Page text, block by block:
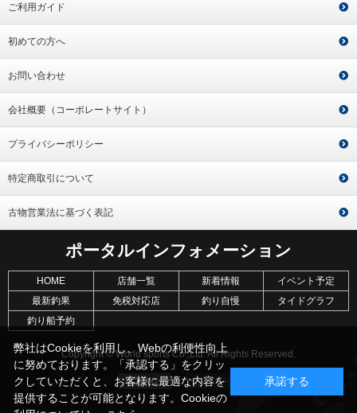
ご利用ガイド
初めての方へ
お問い合わせ
会社概要（コーポレートサイト）
プライバシーポリシー
特定商取引について
古物営業法に基づく表記
ポータルインフォメーション
HOME 店舗一覧 新着情報
イベント予定
最新釣果
免税対応店 釣り自慢
タイドグラフ
釣り船予約
Copyright © World sports Co.,Ltd. All Rights Reserved.
弊社はCookieを利用し、Webの利便性向上
に努めております。「承認する」をクリッ
クしていただくと、お客様に最適な内容を
提供することが可能となります。Cookieの
承諾する